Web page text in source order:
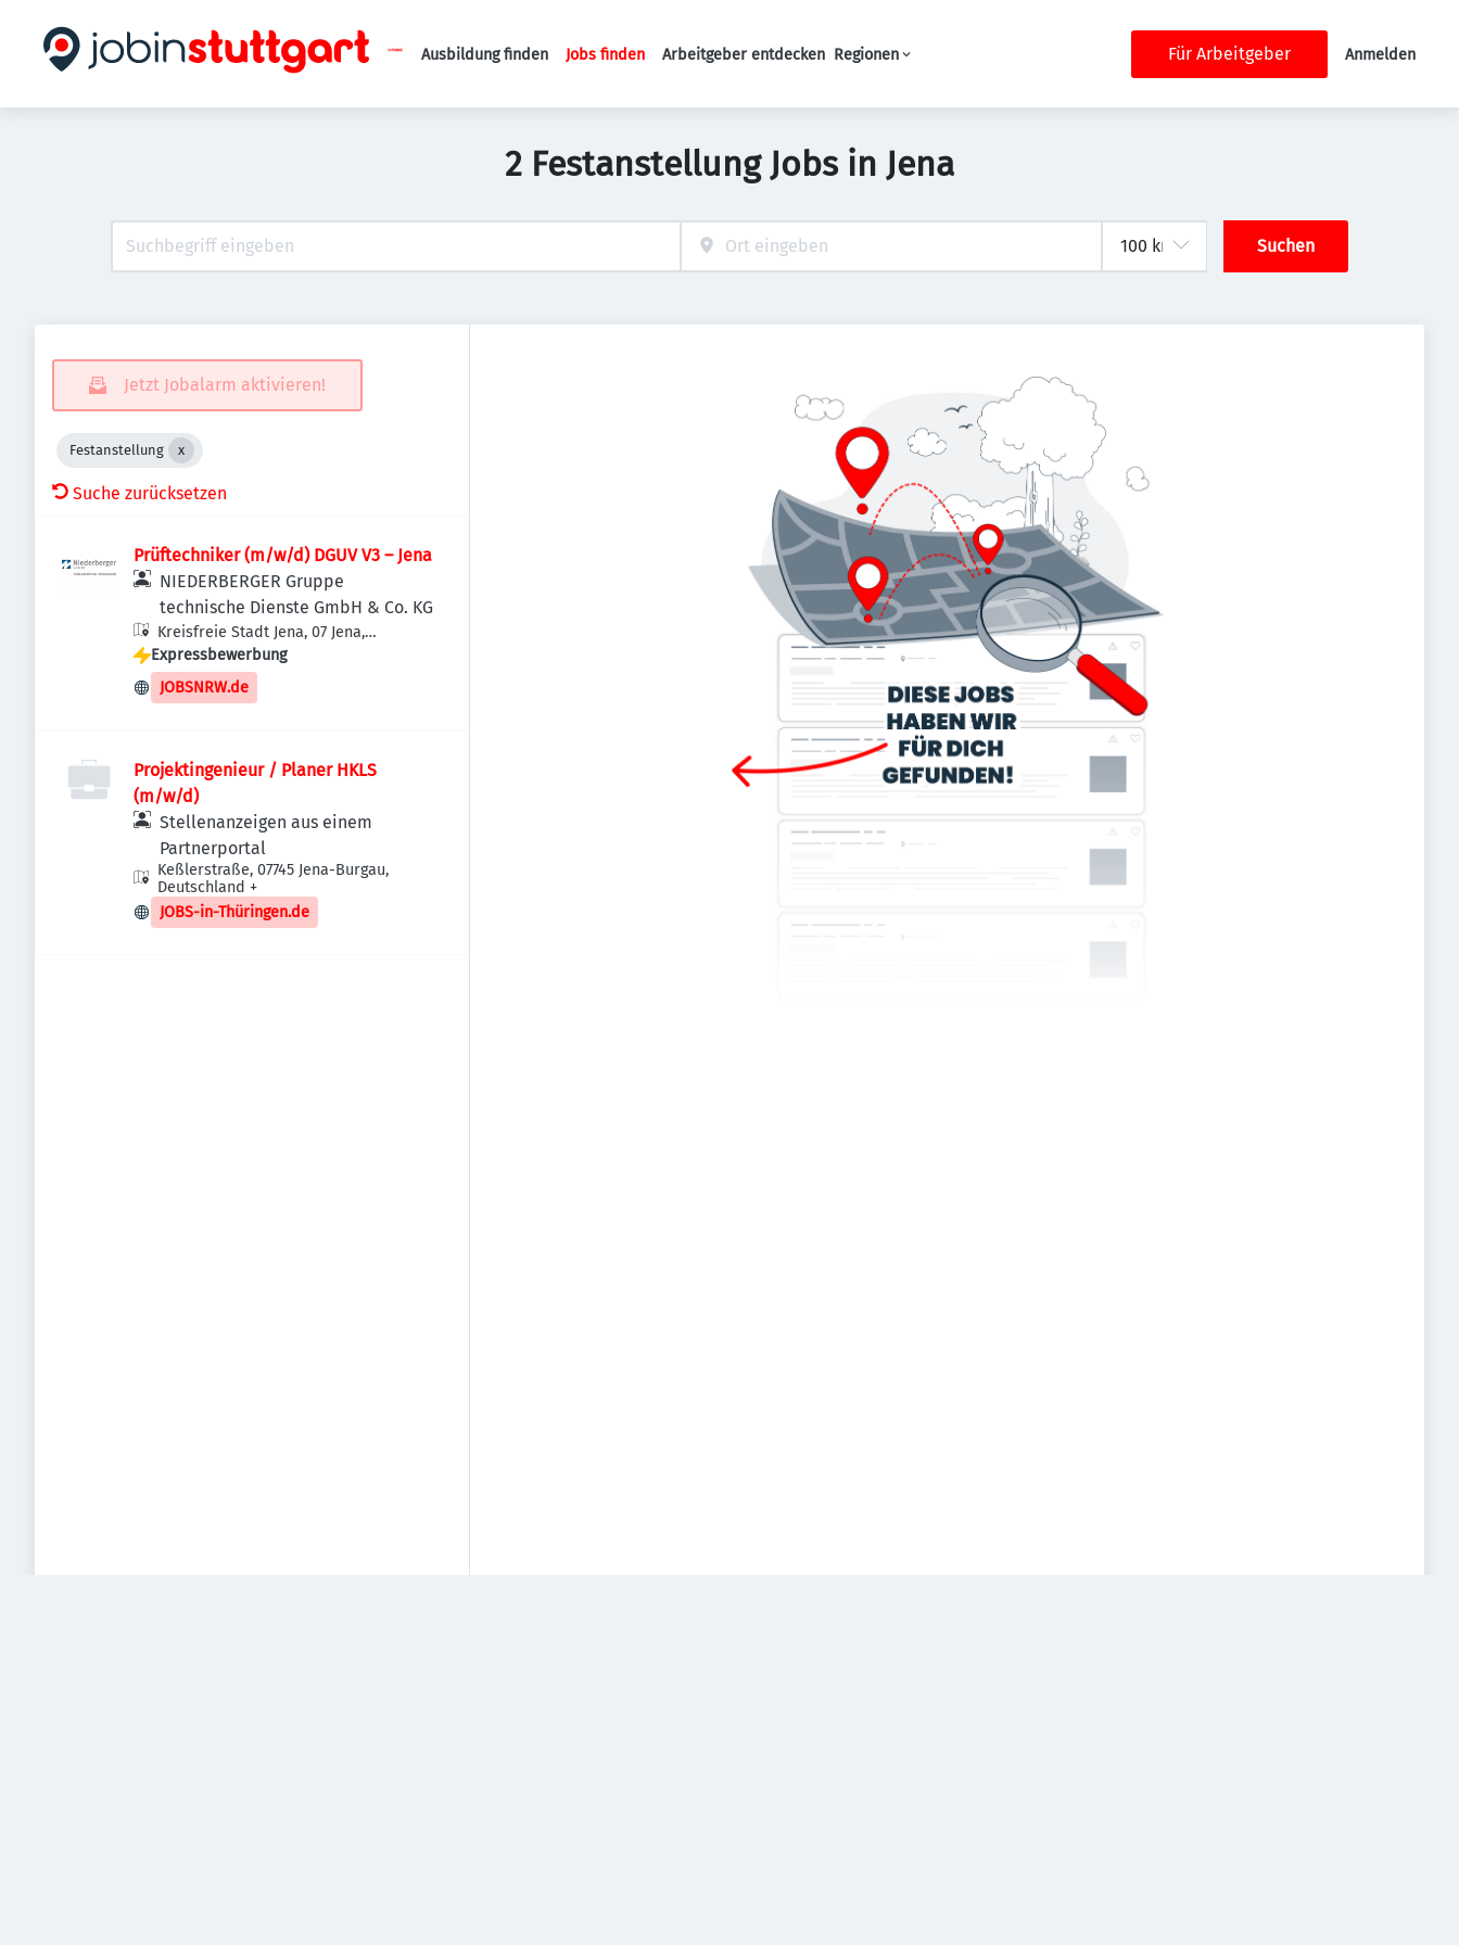
Haupt-Navigation
Ausbildung finden Jobs finden Arbeitgeber entdecken Regionen Für Arbeitgeber Anmelden
2 Festanstellung Jobs in Jena
Suchen
Jetzt Jobalarm aktivieren!
Festanstellung
Suche zurücksetzen
Prüftechniker (m/w/d) DGUV V3 – Jena
NIEDERBERGER Gruppe
technische Dienste GmbH & Co. KG
Kreisfreie Stadt Jena, 07 Jena,
Deutschland
Expressbewerbung
JOBSNRW.de
Projektingenieur / Planer HKLS
(m/w/d)
Stellenanzeigen aus einem
Partnerportal
Keßlerstraße, 07745 Jena-Burgau,
Deutschland +
JOBS-in-Thüringen.de